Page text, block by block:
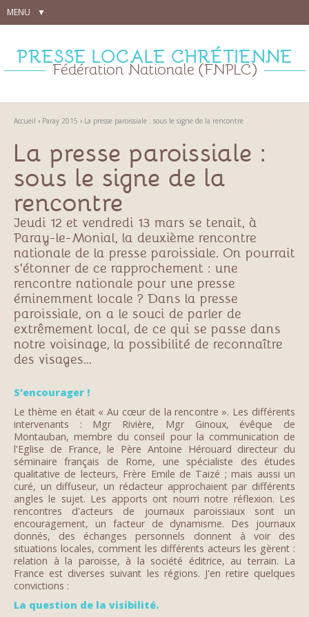
MENU
contenu.
navigation
personnels
PRESSE LOCALE CHRÉTIENNE
Fédération Nationale (FNPLC)
Accueil › Paray 2015 › La presse paroissiale : sous le signe de la rencontre
La presse paroissiale :
sous le signe de la
rencontre
Jeudi 12 et vendredi 13 mars se tenait, à
Paray-le-Monial, la deuxième rencontre
nationale de la presse paroissiale. On pourrait
s'étonner de ce rapprochement : une
rencontre nationale pour une presse
éminemment locale ? Dans la presse
paroissiale, on a le souci de parler de
extrêmement local, de ce qui se passe dans
notre voisinage, la possibilité de reconnaître
des visages...
S'encourager !
Le thème en était « Au cœur de la rencontre ». Les différents
intervenants : Mgr Rivière, Mgr Ginoux, évêque de
Montauban, membre du conseil pour la communication de
l'Eglise de France, le Père Antoine Hérouard directeur du
séminaire français de Rome, une spécialiste des études
qualitative de lecteurs, Frère Emile de Taizé ; mais aussi un
curé, un diffuseur, un rédacteur approchaient par différents
angles le sujet. Les apports ont nourri notre réflexion. Les
rencontres d'acteurs de journaux paroissiaux sont un
encouragement, un facteur de dynamisme. Des journaux
donnés, des échanges personnels donnent à voir des
situations locales, comment les différents acteurs les gèrent :
relation à la paroisse, à la société éditrice, au terrain. La
France est diverses suivant les régions. J'en retire quelques
convictions :
La question de la visibilité.